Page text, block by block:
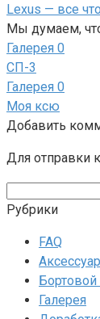
Lexus — все
Мы думаем,
Галерея 0
СП-3
Галерея 0
Моя ксю
Добавить
Для отправки
Рубрики
FAQ
Галерея